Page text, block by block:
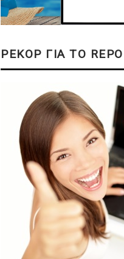
ΡΕΚΟΡ ΓΙΑ ΤΟ